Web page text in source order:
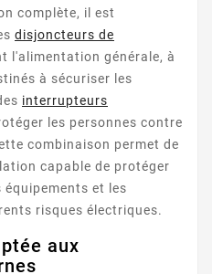
complète, il est
disjoncteurs de
l'alimentation générale, à
à sécuriser les
interrupteurs
les personnes contre
combinaison permet de
capable de protéger
et les
risques électriques.
aux